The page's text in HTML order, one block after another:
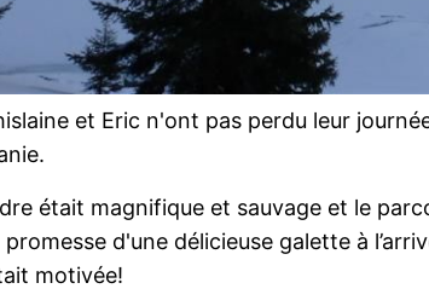
et Eric n'ont pas perdu leur
était magnifique et sauvage et le
d'une délicieuse galette à
motivée!